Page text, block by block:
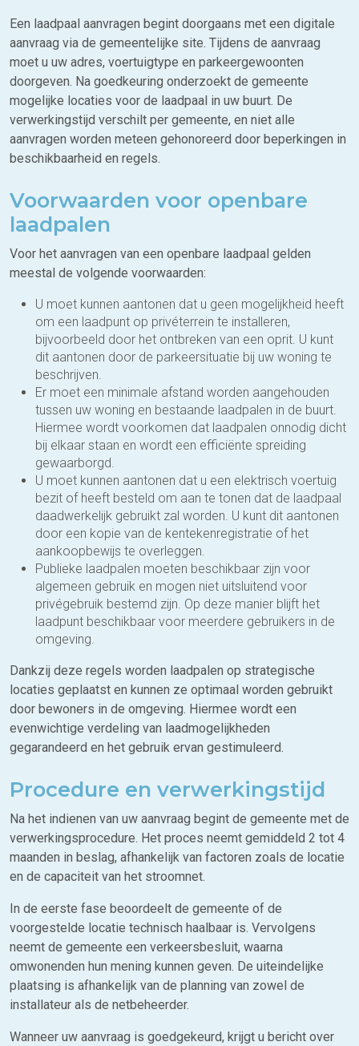
Een laadpaal aanvragen begint doorgaans met een digitale
aanvraag via de gemeentelijke site. Tijdens de aanvraag
moet u uw adres, voertuigtype en parkeergewoonten
doorgeven. Na goedkeuring onderzoekt de gemeente
mogelijke locaties voor de laadpaal in uw buurt. De
verwerkingstijd verschilt per gemeente, en niet alle
aanvragen worden meteen gehonoreerd door beperkingen in
beschikbaarheid en regels.
Voorwaarden voor openbare
laadpalen
Voor het aanvragen van een openbare laadpaal gelden
meestal de volgende voorwaarden:
U moet kunnen aantonen dat u geen mogelijkheid heeft
om een laadpunt op privéterrein te installeren,
bijvoorbeeld door het ontbreken van een oprit. U kunt
dit aantonen door de parkeersituatie bij uw woning te
beschrijven.
Er moet een minimale afstand worden aangehouden
tussen uw woning en bestaande laadpalen in de buurt.
Hiermee wordt voorkomen dat laadpalen onnodig dicht
bij elkaar staan en wordt een efficiënte spreiding
gewaarborgd.
U moet kunnen aantonen dat u een elektrisch voertuig
bezit of heeft besteld om aan te tonen dat de laadpaal
daadwerkelijk gebruikt zal worden. U kunt dit aantonen
door een kopie van de kentekenregistratie of het
aankoopbewijs te overleggen.
Publieke laadpalen moeten beschikbaar zijn voor
algemeen gebruik en mogen niet uitsluitend voor
privégebruik bestemd zijn. Op deze manier blijft het
laadpunt beschikbaar voor meerdere gebruikers in de
omgeving.
Dankzij deze regels worden laadpalen op strategische
locaties geplaatst en kunnen ze optimaal worden gebruikt
door bewoners in de omgeving. Hiermee wordt een
evenwichtige verdeling van laadmogelijkheden
gegarandeerd en het gebruik ervan gestimuleerd.
Procedure en verwerkingstijd
Na het indienen van uw aanvraag begint de gemeente met de
verwerkingsprocedure. Het proces neemt gemiddeld 2 tot 4
maanden in beslag, afhankelijk van factoren zoals de locatie
en de capaciteit van het stroomnet.
In de eerste fase beoordeelt de gemeente of de
voorgestelde locatie technisch haalbaar is. Vervolgens
neemt de gemeente een verkeersbesluit, waarna
omwonenden hun mening kunnen geven. De uiteindelijke
plaatsing is afhankelijk van de planning van zowel de
installateur als de netbeheerder.
Wanneer uw aanvraag is goedgekeurd, krijgt u bericht over